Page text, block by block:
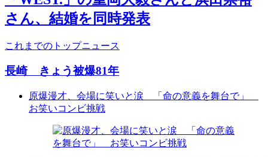
さん、結婚を同時発表
これまでのトップニュース
長崎 きょう被爆81年
原爆漫才、会場に笑いと涙 「命の意義を舞台で」
お笑いコンビ挑戦